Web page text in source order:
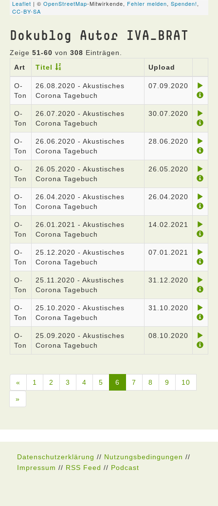
Dokublog Autor IVA_BRAT
Zeige 51-60 von 308 Einträgen.
Art
Titel Upload
O-
Ton
26.08.2020 - Akustisches
Corona Tagebuch
07.09.2020
O-
Ton
26.07.2020 - Akustisches
Corona Tagebuch
30.07.2020
O-
Ton
26.06.2020 - Akustisches
Corona Tagebuch
28.06.2020
O-
Ton
26.05.2020 - Akustisches
Corona Tagebuch
26.05.2020
O-
Ton
26.04.2020 - Akustisches
Corona Tagebuch
26.04.2020
O-
Ton
26.01.2021 - Akustisches
Corona Tagebuch
14.02.2021
O-
Ton
25.12.2020 - Akustisches
Corona Tagebuch
07.01.2021
O-
Ton
25.11.2020 - Akustisches
Corona Tagebuch
31.12.2020
O-
Ton
25.10.2020 - Akustisches
Corona Tagebuch
31.10.2020
O-
Ton
25.09.2020 - Akustisches
Corona Tagebuch
08.10.2020
« 1 2 3 4 5 6 7 8 9 10
»
Datenschutzerklärung // Nutzungsbedingungen //
Impressum // RSS Feed // Podcast